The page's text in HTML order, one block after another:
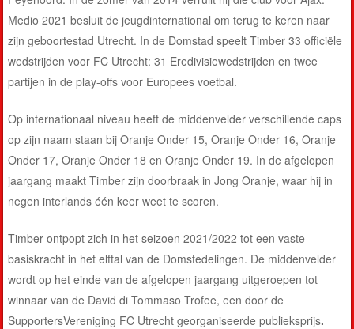
Medio 2021 besluit de jeugdinternational om terug te keren naar
zijn geboortestad Utrecht. In de Domstad speelt Timber 33 officiële
wedstrijden voor FC Utrecht: 31 Eredivisiewedstrijden en twee
partijen in de play-offs voor Europees voetbal.
Op internationaal niveau heeft de middenvelder verschillende caps
op zijn naam staan bij Oranje Onder 15, Oranje Onder 16, Oranje
Onder 17, Oranje Onder 18 en Oranje Onder 19. In de afgelopen
jaargang maakt Timber zijn doorbraak in Jong Oranje, waar hij in
negen interlands één keer weet te scoren.
Timber ontpopt zich in het seizoen 2021/2022 tot een vaste
basiskracht in het elftal van de Domstedelingen. De middenvelder
wordt op het einde van de afgelopen jaargang uitgeroepen tot
winnaar van de David di Tommaso Trofee, een door de
SupportersVereniging FC Utrecht georganiseerde publieksprijs.